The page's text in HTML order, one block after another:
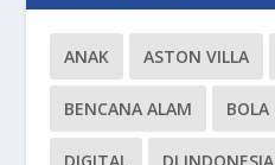
ANAK ASTON VILLA
BENCANA ALAM BOLA
DIGITAL DI INDONESIA